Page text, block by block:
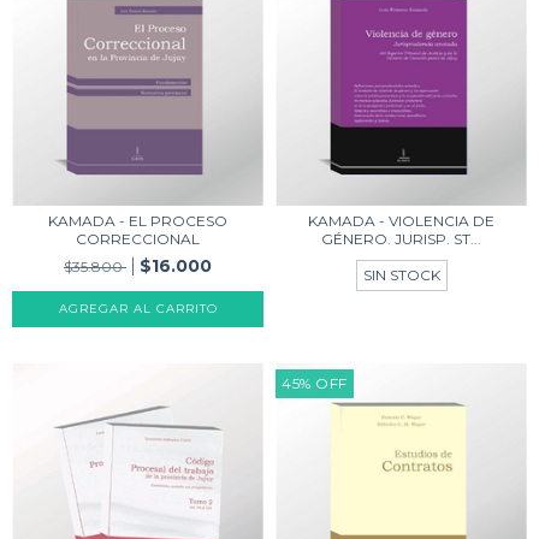
KAMADA - EL PROCESO
CORRECCIONAL
$35.800
$16.000
AGREGAR AL CARRITO
KAMADA - VIOLENCIA DE
GÉNERO. JURISP. ST...
SIN STOCK
45% OFF